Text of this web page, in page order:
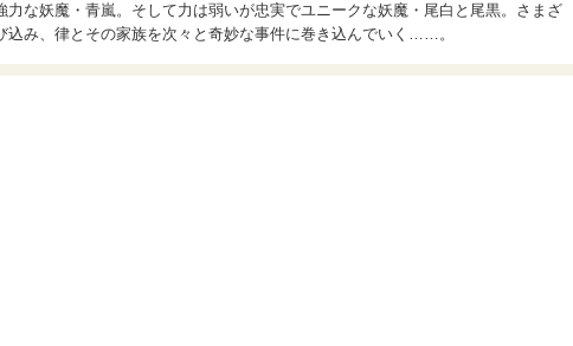
な妖魔・青嵐。そして力は弱いが忠実でユニークな妖魔・尾白と尾黒。さまざ
込み、律とその家族を次々と奇妙な事件に巻き込んでいく……。